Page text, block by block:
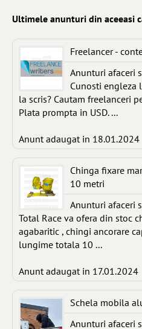
Ultimele anunturi din aceeasi
Freelancer -
Anunturi afaceri
Cunosti engleza
la scris? Cautam freelanceri
Plata prompta in USD. ...
Anunt adaugat in 18.01.2024
Chinga fixare
10 metri
Anunturi afaceri
Total Race va ofera din stoc
agabaritic , chingi ancorare
lungime totala 10 ...
Anunt adaugat in 17.01.2024
Schela mobila
Anunturi afaceri